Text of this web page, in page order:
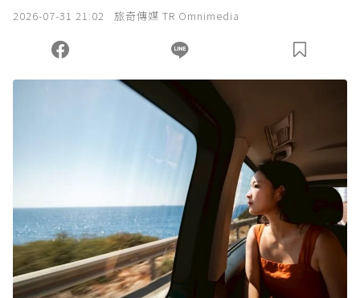
您當前剩餘 U 利點數：0點；前往 購買點數
2026-07-31 21:02 旅奇傳媒 TR Omnimedia